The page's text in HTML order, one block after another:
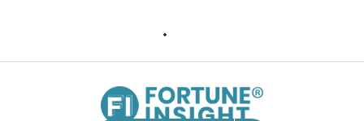
17/11/2022 09:15
財經｜馬斯克：將會為Twitter物色新主管 促員